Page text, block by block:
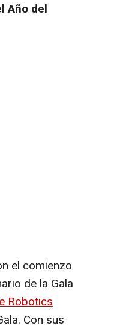
Año del
el comienzo
de la Gala
Robotics
Con sus